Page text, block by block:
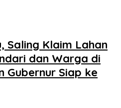
Saling Klaim Lahan
dan Warga di
Gubernur Siap ke